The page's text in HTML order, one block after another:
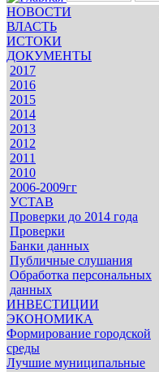
НОВОСТИ
ВЛАСТЬ
ИСТОКИ
ДОКУМЕНТЫ
2017
2016
2015
2014
2013
2012
2011
2010
2006-2009гг
УСТАВ
Проверки до 2014 года
Проверки
Банки данных
Публичные слушания
Обработка персональных
данных
ИНВЕСТИЦИИ
ЭКОНОМИКА
Формирование городской
среды
Лучшие муниципальные